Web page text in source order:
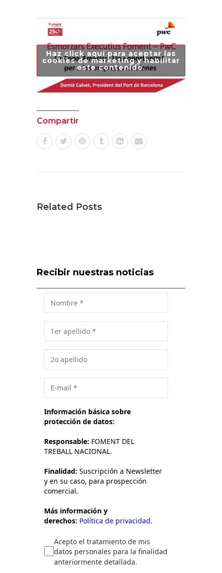
Haz click aquí para aceptar las
cookies de marketing y habilitar
este contenido.
Compartir
Related Posts
Recibir nuestras noticias
Información básica sobre
protección de datos:
Responsable: FOMENT DEL
TREBALL NACIONAL.
Finalidad: Suscripción a Newsletter
y en su caso, para prospección
comercial.
Más información y
derechos: Política de privacidad.
Acepto el tratamiento de mis
datos personales para la finalidad
anteriormente detallada.